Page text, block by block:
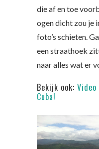
die af en toe
ogen dicht zou je
foto’s schieten.
een straathoek
naar alles wat er
Bekijk ook:
Cuba!